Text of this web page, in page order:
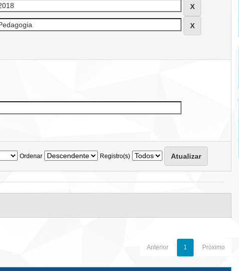
Ordenar Registro(s)
Anterior 1 Próximo